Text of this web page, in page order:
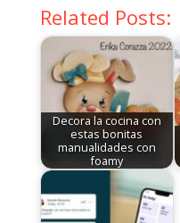
Related Posts:
Decora la cocina con
estas bonitas
manualidades con
foamy